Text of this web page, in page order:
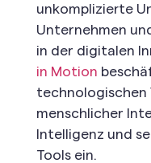
unkomplizierte
Unternehmen
in der digitalen
in Motion
technologischen
menschlicher
Intelligenz und
Tools ein.